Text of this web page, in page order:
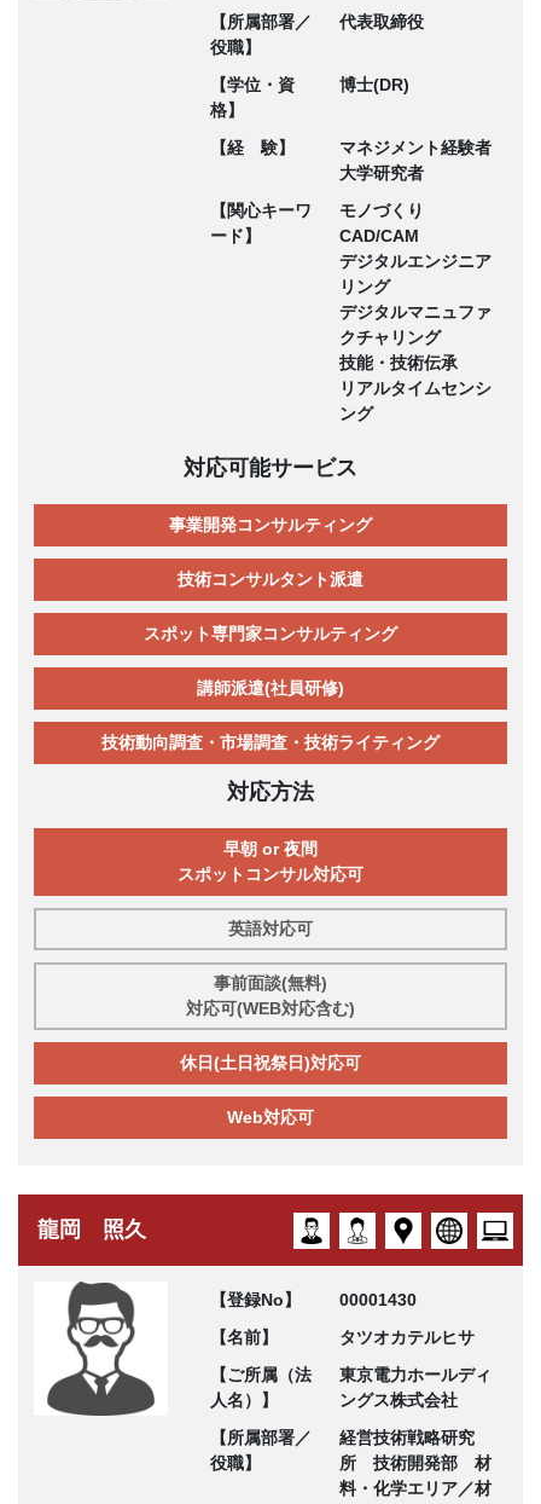
【所属部署／
役職】
代表取締役
【学位・資
格】
博士(DR)
【経 験】
マネジメント経験者
大学研究者
【関心キーワ
ード】
モノづくり
CAD/CAM
デジタルエンジニア
リング
デジタルマニュファ
クチャリング
技能・技術伝承
リアルタイムセンシ
ング
対応可能サービス
事業開発コンサルティング
技術コンサルタント派遣
スポット専門家コンサルティング
講師派遣(社員研修)
技術動向調査・市場調査・技術ライティング
対応方法
早朝 or 夜間
スポットコンサル対応可
英語対応可
事前面談(無料)
対応可(WEB対応含む)
休日(土日祝祭日)対応可
Web対応可
龍岡 照久
【登録No】
00001430
【名前】
タツオカテルヒサ
【ご所属（法
人名）】
東京電力ホールディ
ングス株式会社
【所属部署／
役職】
経営技術戦略研究
所 技術開発部 材
料・化学エリア／材